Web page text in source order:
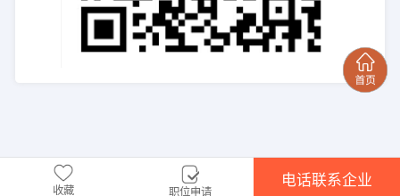
收藏 职位申请
电话联系企业